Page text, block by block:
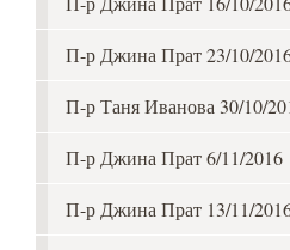
П-р Джина Прат 23/10/
П-р Таня Иванова 30/10/
П-р Джина Прат 6/11/2016
П-р Джина Прат 13/11/